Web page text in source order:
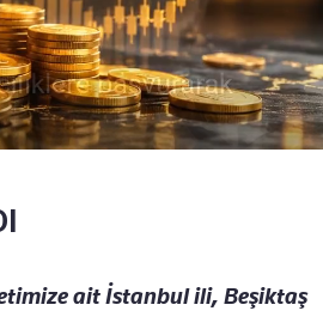
ait İstanbul ili, Beşiktaş